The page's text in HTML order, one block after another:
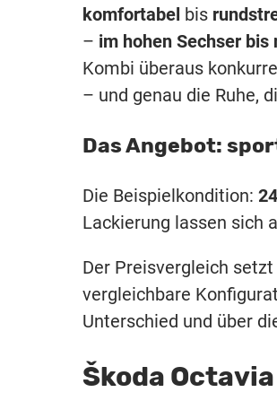
komfortabel bis
– im hohen Sechser
Kombi überaus
– und genau die Ruhe,
Das Angebot:
Die Beispielkondition:
Lackierung lassen sich
Der Preisvergleich
vergleichbare
Unterschied und über
Škoda